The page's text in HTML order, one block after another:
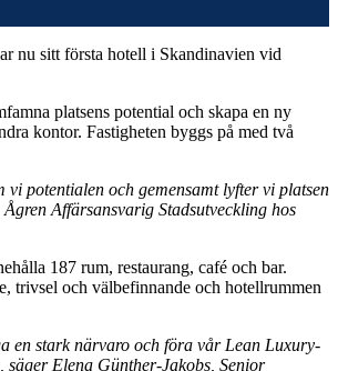
nu sitt första hotell i Skandinavien vid
platsens potential och skapa en ny
kontor. Fastigheten byggs på med två
potentialen och gemensamt lyfter vi platsen
Affärsansvarig Stadsutveckling hos
187 rum, restaurang, café och bar.
trivsel och välbefinnande och hotellrummen
en stark närvaro och föra vår Lean Luxury-
Elena Günther-Jakobs, Senior